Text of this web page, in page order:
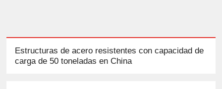
Estructuras de acero resistentes con capacidad de
carga de 50 toneladas en China